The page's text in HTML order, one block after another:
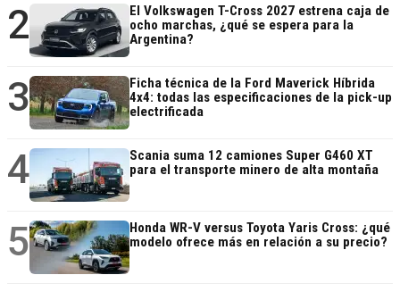
2
El Volkswagen T-Cross 2027 estrena caja de
ocho marchas, ¿qué se espera para la
Argentina?
3
Ficha técnica de la Ford Maverick Híbrida
4x4: todas las especificaciones de la pick-up
electrificada
4
Scania suma 12 camiones Super G460 XT
para el transporte minero de alta montaña
5
Honda WR-V versus Toyota Yaris Cross: ¿qué
modelo ofrece más en relación a su precio?